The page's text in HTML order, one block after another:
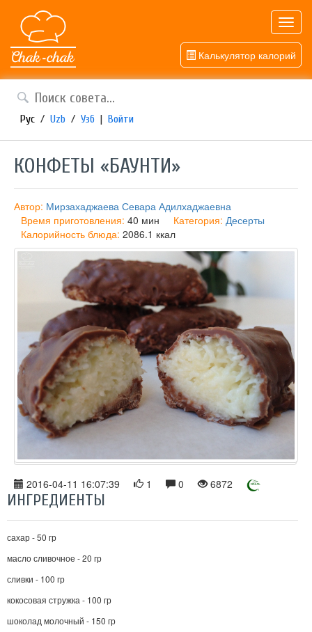
Калькулятор калорий
Рус / Uzb / Узб | Войти
КОНФЕТЫ «БАУНТИ»
Автор: Мирзахаджаева Севара Адилхаджаевна
Время приготовления: 40 мин Категория: Десерты
Калорийность блюда: 2086.1 ккал
2016-04-11 16:07:39 1 0 6872
ИНГРЕДИЕНТЫ
сахар - 50 гр
масло сливочное - 20 гр
сливки - 100 гр
кокосовая стружка - 100 гр
шоколад молочный - 150 гр